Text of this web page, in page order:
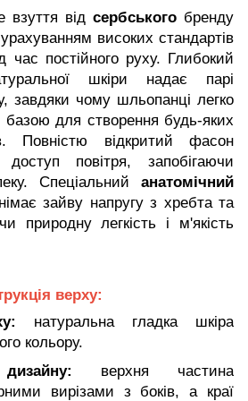
взуття від сербського бренду
високих стандартів
час постійного руху. Глибокий
шкіри надає парі
завдяки чому шльопанці легко
для створення будь-яких
Повністю відкритий фасон
повітря, запобігаючи
Спеціальний анатомічний
зайву напругу з хребта та
природну легкість і м'якість
верху:
натуральна гладка шкіра
кольору.
верхня частина
вирізами з боків, а краї